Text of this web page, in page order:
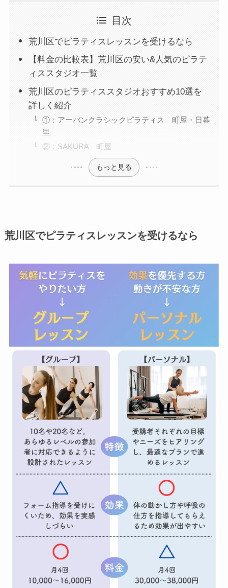
目次
荒川区でピラティスレッスンを受けるなら
【料金の比較表】荒川区の安い&人気のピラテ
ィススタジオ一覧
荒川区のピラティススタジオおすすめ10選を
詳しく紹介
①：アーバンクラシックピラティス 町屋・日暮
里
②：SAKURA 町屋
もっと見る
荒川区でピラティスレッスンを受けるなら